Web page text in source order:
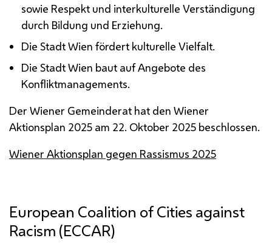
sowie Respekt und interkulturelle Verständigung
durch Bildung und Erziehung.
Die Stadt Wien fördert kulturelle Vielfalt.
Die Stadt Wien baut auf Angebote des
Konfliktmanagements.
Der Wiener Gemeinderat hat den Wiener
Aktionsplan 2025 am 22. Oktober 2025 beschlossen.
Wiener Aktionsplan gegen Rassismus 2025
European Coalition of Cities against
Racism (ECCAR)